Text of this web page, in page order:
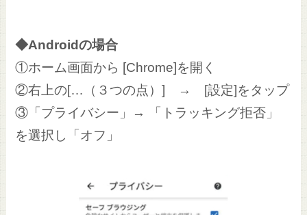
◆Androidの場合
①ホーム画面から [Chrome]を開く
②右上の[…（３つの点）] → [設定]をタップ
③「プライバシー」→ 「トラッキング拒否」
を選択し「オフ」